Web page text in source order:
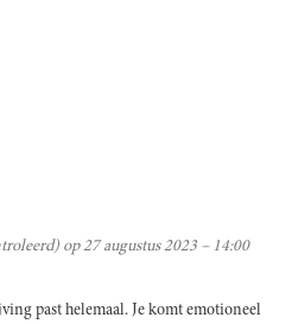
op 27 augustus 2023 – 14:00
past helemaal. Je komt emotioneel